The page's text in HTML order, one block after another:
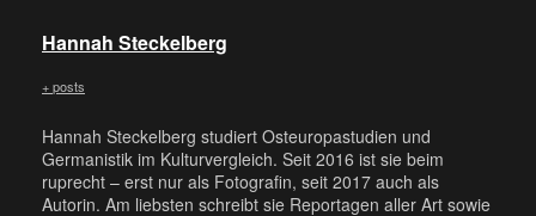
Hannah Steckelberg
+ posts
Hannah Steckelberg studiert Osteuropastudien und
Germanistik im Kulturvergleich. Seit 2016 ist sie beim
ruprecht – erst nur als Fotografin, seit 2017 auch als
Autorin. Am liebsten schreibt sie Reportagen aller Art sowie